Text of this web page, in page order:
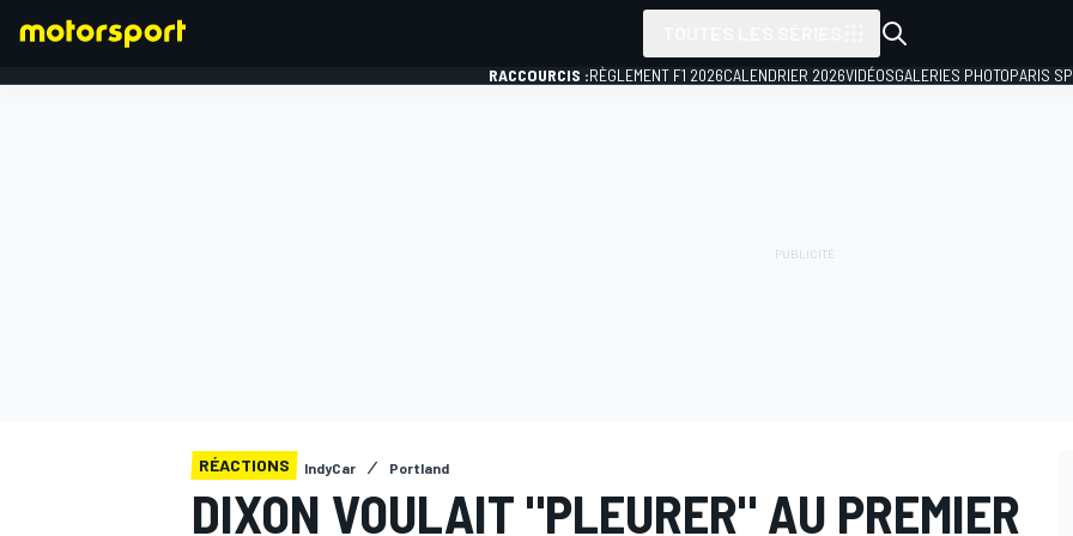
RACCOURCIS :RÈGLEMENT F1 2026CALENDRIER 2026VIDÉOSGALERIES PHOTOPARIS
RÉACTIONS IndyCar Portland
DIXON VOULAIT "PLEURER" AU PREMIER